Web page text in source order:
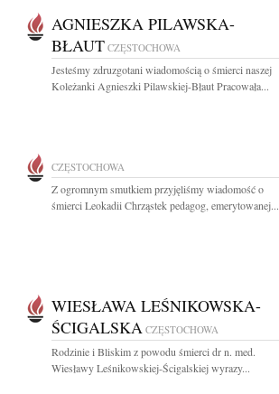
AGNIESZKA PILAWSKA-
BŁAUT CZĘSTOCHOWA
Jesteśmy zdruzgotani wiadomością o śmierci naszej
Koleżanki Agnieszki Pilawskiej-Błaut Pracowała...
CZĘSTOCHOWA
Z ogromnym smutkiem przyjęliśmy wiadomość o
śmierci Leokadii Chrząstek pedagog, emerytowanej...
WIESŁAWA LEŚNIKOWSKA-
ŚCIGALSKA CZĘSTOCHOWA
Rodzinie i Bliskim z powodu śmierci dr n. med.
Wiesławy Leśnikowskiej-Ścigalskiej wyrazy...